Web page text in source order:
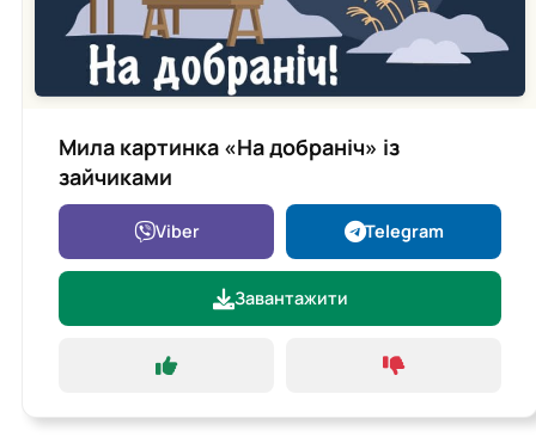
Мила картинка «На добраніч» із
зайчиками
Viber Telegram
Завантажити